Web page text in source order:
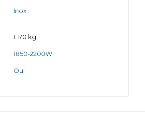
Inox
1.170 kg
1850-2200W
Oui